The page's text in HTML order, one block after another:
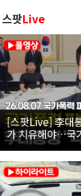
스팟Live
[스팟Live] 李대
가 치유해야…국
26.08.07 국가폭